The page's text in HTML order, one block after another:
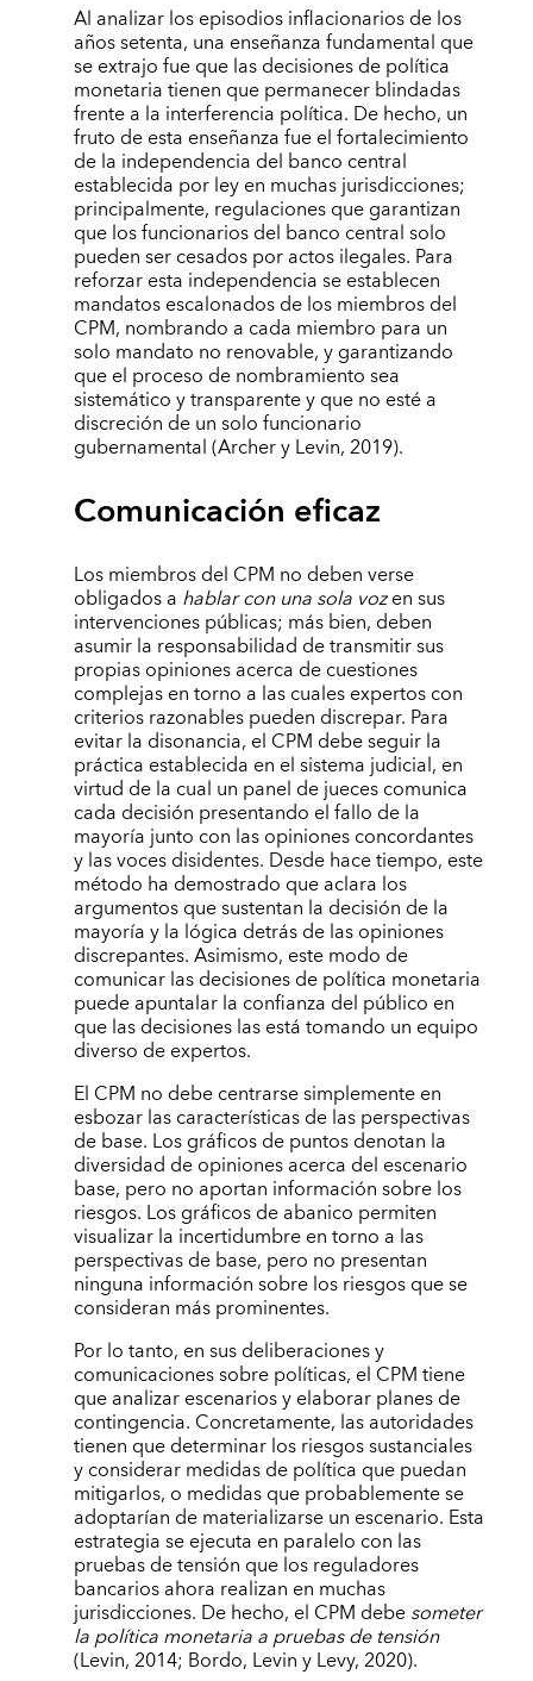
Al analizar los episodios inflacionarios de los
años setenta, una enseñanza fundamental que
se extrajo fue que las decisiones de política
monetaria tienen que permanecer blindadas
frente a la interferencia política. De hecho, un
fruto de esta enseñanza fue el fortalecimiento
de la independencia del banco central
establecida por ley en muchas jurisdicciones;
principalmente, regulaciones que garantizan
que los funcionarios del banco central solo
pueden ser cesados por actos ilegales. Para
reforzar esta independencia se establecen
mandatos escalonados de los miembros del
CPM, nombrando a cada miembro para un
solo mandato no renovable, y garantizando
que el proceso de nombramiento sea
sistemático y transparente y que no esté a
discreción de un solo funcionario
gubernamental (Archer y Levin, 2019).
Comunicación eficaz
Los miembros del CPM no deben verse
obligados a hablar con una sola vozen sus
intervenciones públicas; más bien, deben
asumir la responsabilidad de transmitir sus
propias opiniones acerca de cuestiones
complejas en torno a las cuales expertos con
criterios razonables pueden discrepar. Para
evitar la disonancia, el CPM debe seguir la
práctica establecida en el sistema judicial, en
virtud de la cual un panel de jueces comunica
cada decisión presentando el fallo de la
mayoría junto con las opiniones concordantes
y las voces disidentes. Desde hace tiempo, este
método ha demostrado que aclara los
argumentos que sustentan la decisión de la
mayoría y la lógica detrás de las opiniones
discrepantes. Asimismo, este modo de
comunicar las decisiones de política monetaria
puede apuntalar la confianza del público en
que las decisiones las está tomando un equipo
diverso de expertos.
El CPM no debe centrarse simplemente en
esbozar las características de las perspectivas
de base. Los gráficos de puntos denotan la
diversidad de opiniones acerca del escenario
base, pero no aportan información sobre los
riesgos. Los gráficos de abanico permiten
visualizar la incertidumbre en torno a las
perspectivas de base, pero no presentan
ninguna información sobre los riesgos que se
consideran más prominentes.
Por lo tanto, en sus deliberaciones y
comunicaciones sobre políticas, el CPM tiene
que analizar escenarios y elaborar planes de
contingencia. Concretamente, las autoridades
tienen que determinar los riesgos sustanciales
y considerar medidas de política que puedan
mitigarlos, o medidas que probablemente se
adoptarían de materializarse un escenario. Esta
estrategia se ejecuta en paralelo con las
pruebas de tensión que los reguladores
bancarios ahora realizan en muchas
jurisdicciones. De hecho, el CPM debesometer
lapolítica monetaria a pruebas de tensión
(Levin, 2014; Bordo, Levin y Levy, 2020).